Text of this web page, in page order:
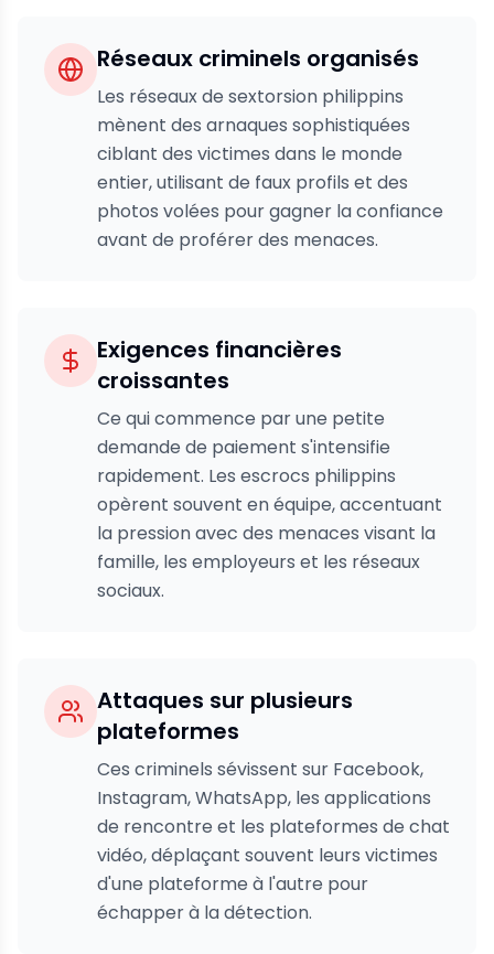
Réseaux criminels organisés
Les réseaux de sextorsion philippins
mènent des arnaques sophistiquées
ciblant des victimes dans le monde
entier, utilisant de faux profils et des
photos volées pour gagner la confiance
avant de proférer des menaces.
Exigences financières
croissantes
Ce qui commence par une petite
demande de paiement s'intensifie
rapidement. Les escrocs philippins
opèrent souvent en équipe, accentuant
la pression avec des menaces visant la
famille, les employeurs et les réseaux
sociaux.
Attaques sur plusieurs
plateformes
Ces criminels sévissent sur Facebook,
Instagram, WhatsApp, les applications
de rencontre et les plateformes de chat
vidéo, déplaçant souvent leurs victimes
d'une plateforme à l'autre pour
échapper à la détection.